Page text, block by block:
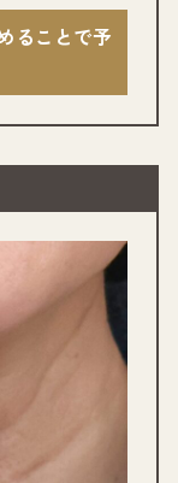
ることで予